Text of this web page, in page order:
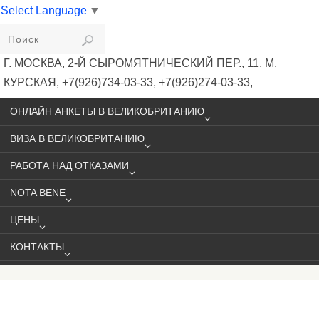
Select Language ▼
VIKIVISA
Г. МОСКВА, 2-Й СЫРОМЯТНИЧЕСКИЙ ПЕР., 11, М.
КУРСКАЯ, +7(926)734-03-33, +7(926)274-03-33,
VISA@VIKIVISA.RU
ОНЛАЙН АНКЕТЫ В ВЕЛИКОБРИТАНИЮ
ВИЗА В ВЕЛИКОБРИТАНИЮ
РАБОТА НАД ОТКАЗАМИ
NOTA BENE
ЦЕНЫ
КОНТАКТЫ